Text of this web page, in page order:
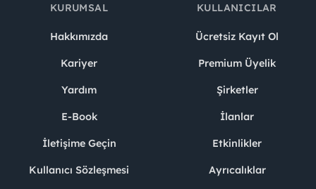
KURUMSAL
Hakkımızda
Kariyer
Yardım
E-Book
İletişime Geçin
Kullanıcı Sözleşmesi
KULLANICILAR
Ücretsiz Kayıt Ol
Premium Üyelik
Şirketler
İlanlar
Etkinlikler
Ayrıcalıklar